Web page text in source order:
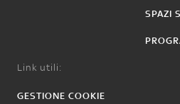
SPAZI
Link utili:
GESTIONE COOKIE